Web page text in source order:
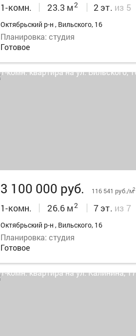
1-комн. 23.3 м2 2 эт. из 5
Октябрьский р-н , Вильского, 16
Планировка: студия
Готовое
3 100 000 руб. 116 541 руб./м2
1-комн. 26.6 м2 7 эт. из 7
Октябрьский р-н , Вильского, 16
Планировка: студия
Готовое